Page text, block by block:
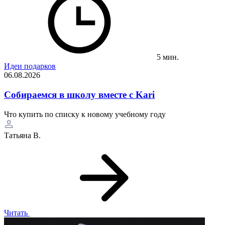
5 мин.
Идеи подарков
06.08.2026
Собираемся в школу вместе с Kari
Что купить по списку к новому учебному году
Татьяна В.
Читать